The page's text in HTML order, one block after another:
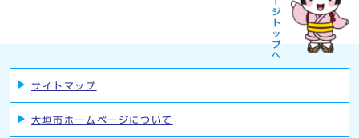
サイトマップ
大垣市ホームページについて